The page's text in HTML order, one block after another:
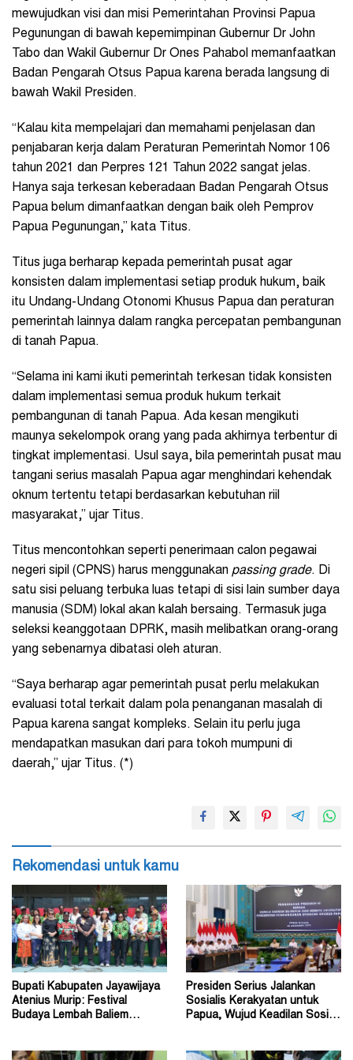
mewujudkan visi dan misi Pemerintahan Provinsi Papua
Pegunungan di bawah kepemimpinan Gubernur Dr John
Tabo dan Wakil Gubernur Dr Ones Pahabol memanfaatkan
Badan Pengarah Otsus Papua karena berada langsung di
bawah Wakil Presiden.
“Kalau kita mempelajari dan memahami penjelasan dan
penjabaran kerja dalam Peraturan Pemerintah Nomor 106
tahun 2021 dan Perpres 121 Tahun 2022 sangat jelas.
Hanya saja terkesan keberadaan Badan Pengarah Otsus
Papua belum dimanfaatkan dengan baik oleh Pemprov
Papua Pegunungan,” kata Titus.
Titus juga berharap kepada pemerintah pusat agar
konsisten dalam implementasi setiap produk hukum, baik
itu Undang-Undang Otonomi Khusus Papua dan peraturan
pemerintah lainnya dalam rangka percepatan pembangunan
di tanah Papua.
“Selama ini kami ikuti pemerintah terkesan tidak konsisten
dalam implementasi semua produk hukum terkait
pembangunan di tanah Papua. Ada kesan mengikuti
maunya sekelompok orang yang pada akhirnya terbentur di
tingkat implementasi. Usul saya, bila pemerintah pusat mau
tangani serius masalah Papua agar menghindari kehendak
oknum tertentu tetapi berdasarkan kebutuhan riil
masyarakat,” ujar Titus.
Titus mencontohkan seperti penerimaan calon pegawai
negeri sipil (CPNS) harus menggunakan passing grade. Di
satu sisi peluang terbuka luas tetapi di sisi lain sumber daya
manusia (SDM) lokal akan kalah bersaing. Termasuk juga
seleksi keanggotaan DPRK, masih melibatkan orang-orang
yang sebenarnya dibatasi oleh aturan.
“Saya berharap agar pemerintah pusat perlu melakukan
evaluasi total terkait dalam pola penanganan masalah di
Papua karena sangat kompleks. Selain itu perlu juga
mendapatkan masukan dari para tokoh mumpuni di
daerah,” ujar Titus. (*)
Rekomendasi untuk kamu
Bupati Kabupaten Jayawijaya
Atenius Murip: Festival
Budaya Lembah Baliem
Presiden Serius Jalankan
Sosialis Kerakyatan untuk
Papua, Wujud Keadilan Sosial